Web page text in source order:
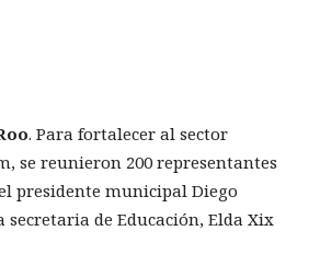
. Para fortalecer al sector
se reunieron 200 representantes
presidente municipal Diego
secretaria de Educación, Elda Xix